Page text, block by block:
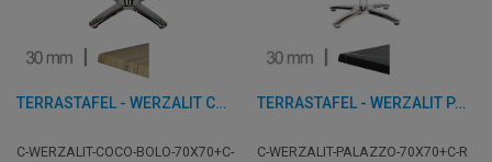
TERRASTAFEL - WERZALIT COCO BOLO - 70X70 CM
C-WERZALIT-COCO-BOLO-70X70+C-
TERRASTAFEL - WERZALIT PALAZZO - 70X70 CM
C-WERZALIT-PALAZZO-70X70+C-R